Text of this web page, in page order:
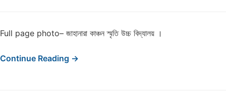
Full page photo– জাহানারা কাঞ্চন স্মৃতি উচ্চ বিদ্যালয় ।
Continue Reading →